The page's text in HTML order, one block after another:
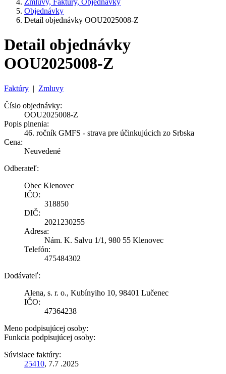
Zmluvy, Faktúry, Objednávky
Objednávky
Detail objednávky OOU2025008-Z
Detail objednávky
OOU2025008-Z
Faktúry | Zmluvy
Číslo objednávky:
OOU2025008-Z
Popis plnenia:
46. ročník GMFS - strava pre účinkujúcich zo Srbska
Cena:
Neuvedené
Odberateľ:
Obec Klenovec
IČO:
318850
DIČ:
2021230255
Adresa:
Nám. K. Salvu 1/1, 980 55 Klenovec
Telefón:
475484302
Dodávateľ:
Alena, s. r. o., Kubínyiho 10, 98401 Lučenec
IČO:
47364238
Meno podpisujúcej osoby:
Funkcia podpisujúcej osoby:
Súvisiace faktúry:
25410, 7.7 .2025